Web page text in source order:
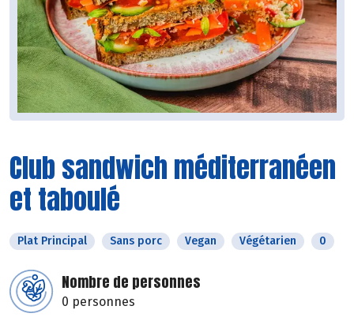
Club sandwich méditerranéen
et taboulé
Plat Principal Sans porc Vegan Végétarien 0
Nombre de personnes
0 personnes